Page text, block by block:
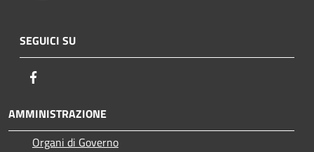
SEGUICI SU
AMMINISTRAZIONE
Organi di Governo